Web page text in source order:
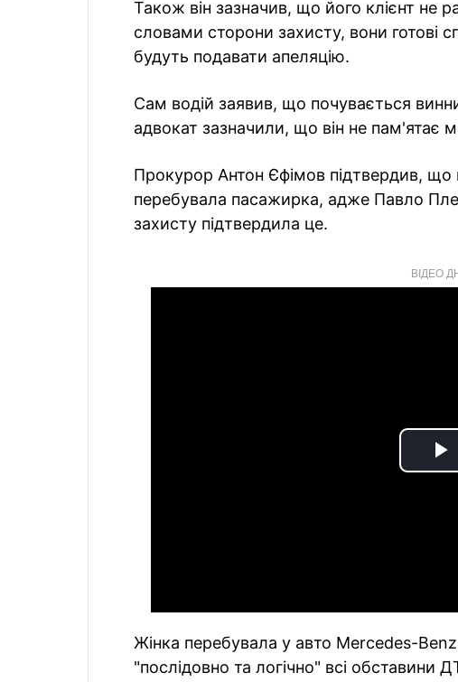
Також він зазначив, що його клієнт
словами сторони захисту, вони готові
будуть подавати апеляцію.
Сам водій заявив, що почувається
адвокат зазначили, що він не пам'ятає
Прокурор Антон Єфімов підтвердив, що
перебувала пасажирка, адже Павло
захисту підтвердила це.
ВІДЕО
Жінка перебувала у авто Mercedes-
"послідовно та логічно" всі обставини